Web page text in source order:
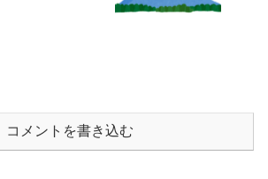
コメントを書き込む